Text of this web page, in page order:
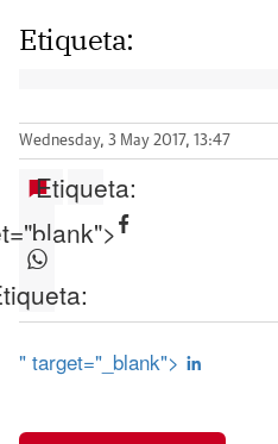
Etiqueta:
Wednesday, 3 May 2017, 13:47
Etiqueta:
" target="_blank">